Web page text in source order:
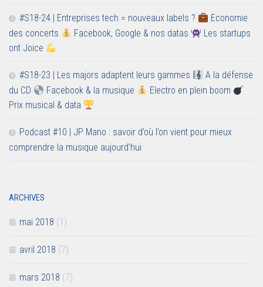
#S18-24 | Entreprises tech = nouveaux labels ?
Economie
des concerts
Facebook, Google & nos datas
Les startups
ont Joice
#S18-23 | Les majors adaptent leurs gammes
A la défense
du CD
Facebook & la musique
Electro en plein boom
Prix musical & data
Podcast #10 | JP Mano : savoir d’où l’on vient pour mieux
comprendre la musique aujourd’hui
ARCHIVES
mai 2018 (1)
avril 2018 (7)
mars 2018 (7)